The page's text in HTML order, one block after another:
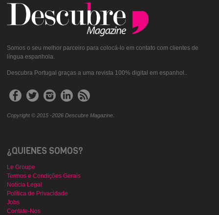
Somos o seu melhor parceiro para colocá-lo em contato com clientes de
língua espanhola.
Descubra Portugal graças a uma revista 100% digital em espanhol..
Copyright © 2015 -2026 Descubre Magazine.
¿QUIENES SOMOS?
Le Groupe
Termos e Condições Gerais
Notícia Legal
Política de Privacidade
Jobs
Contate-Nos